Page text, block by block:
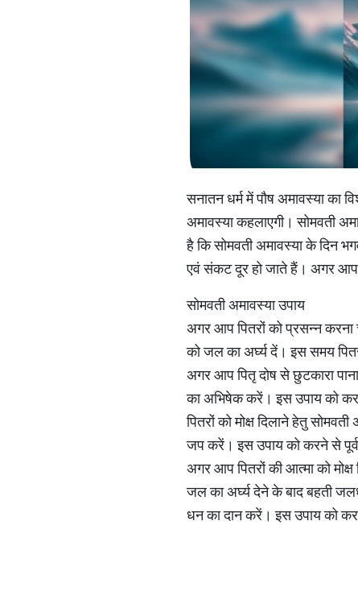
सनातन धर्म में पौष अमावस्या का
अमावस्या कहलाएगी। सोमवती
है कि सोमवती अमावस्या के दिन
एवं संकट दूर हो जाते हैं। अगर आप
सोमवती अमावस्या उपाय
अगर आप पितरों को प्रसन्न करना
को जल का अर्घ्य दें। इस समय
अगर आप पितृ दोष से छुटकारा
का अभिषेक करें। इस उपाय को करने
पितरों को मोक्ष दिलाने हेतु
जप करें। इस उपाय को करने से
अगर आप पितरों की आत्मा को
जल का अर्घ्य देने के बाद बहती
धन का दान करें। इस उपाय को